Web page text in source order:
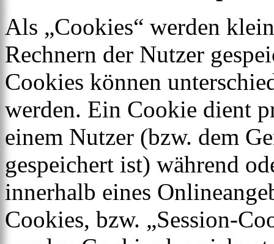
Als „Cookies“ werden
Rechnern der Nutzer
Cookies können
werden. Ein Cookie dient
einem Nutzer (bzw. dem
gespeichert ist) während
innerhalb eines
Cookies, bzw. „Session-